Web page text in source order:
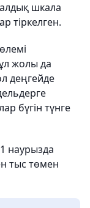
шкала
тіркелген.
жолы да
деңгейде
бүгін түнге
наурызда
тыс төмен